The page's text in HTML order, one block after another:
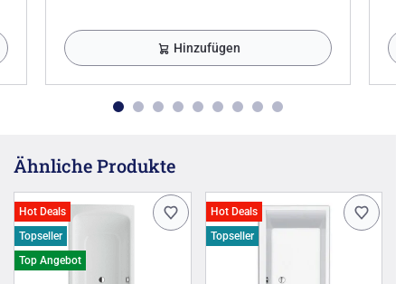
Hinzufügen
Ähnliche Produkte
Hot Deals
Topseller
Top Angebot
Hot Deals
Topseller